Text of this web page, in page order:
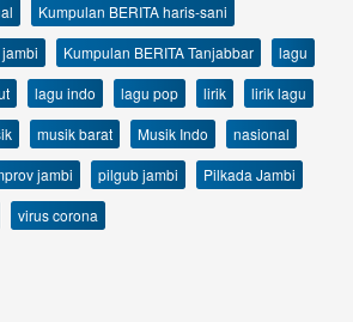
Kumpulan BERITA haris-sani
Kumpulan BERITA Tanjabbar
lagu
lagu indo lagu pop lirik
lirik lagu
musik barat Musik Indo
nasional
jambi pilgub jambi
Pilkada Jambi
virus corona